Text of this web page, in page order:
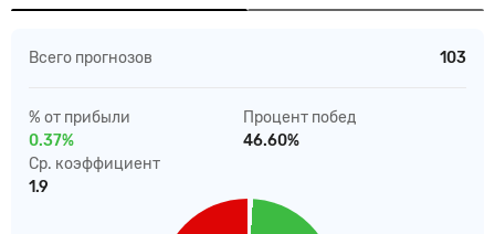
Всего прогнозов 103
% от прибыли
0.37%
Процент побед
46.60%
Ср. коэффициент
1.9